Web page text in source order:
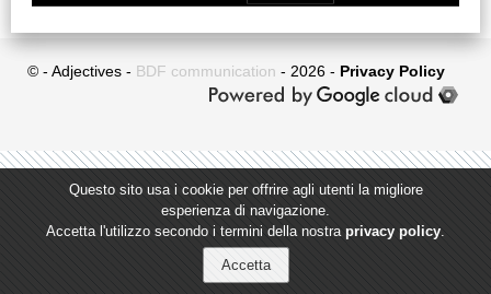
© - Adjectives - BDF communication - 2026 - Privacy Policy
Questo sito usa i cookie per offrire agli utenti la migliore
esperienza di navigazione.
Accetta l'utilizzo secondo i termini della nostra privacy policy.